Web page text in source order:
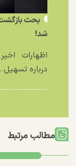
بحث
شد!
اظهارات
درباره
مطالب مرتبط